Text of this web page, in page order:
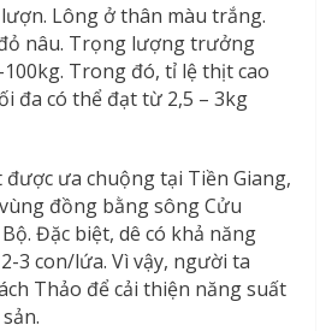
Lông ở thân màu trắng.
nâu. Trọng lượng trưởng
Trong đó, tỉ lệ thịt cao
đa có thể đạt từ 2,5 – 3kg
ưa chuộng tại Tiền Giang,
đồng bằng sông Cửu
Đặc biệt, dê có khả năng
3 con/lứa. Vì vậy, người ta
Thảo để cải thiện năng suất